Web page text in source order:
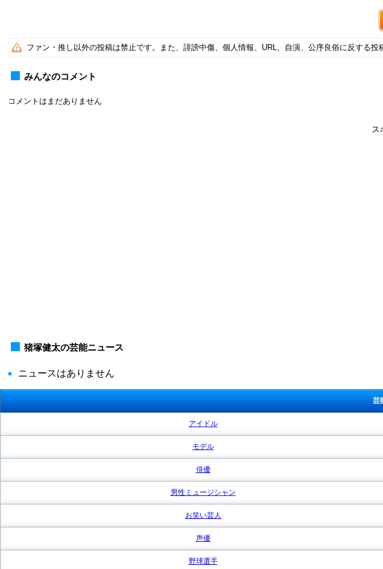
ファン・推し以外の投稿は禁止です。また、誹謗中傷、個人情報、URL、自演、公序良俗に反する
みんなのコメント
コメントはまだありません
ス
猪塚健太の芸能ニュース
ニュースはありません
芸
アイドル
モデル
俳優
男性ミュージシャン
お笑い芸人
声優
野球選手